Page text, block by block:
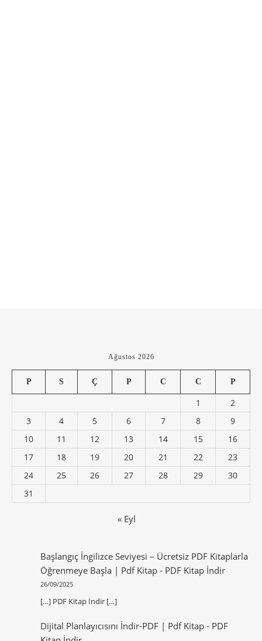
Ağustos 2026
P S Ç P C C P
1
2
3
4 5 6 7 8
9
10
11 12 13 14 15
16
17
18 19 20 21 22
23
24
25 26 27 28 29
30
31
« Eyl
Başlangıç İngilizce Seviyesi – Ücretsiz PDF Kitaplarla
Öğrenmeye Başla | Pdf Kitap- PDF Kitap İndir
26/09/2025
[…] PDF Kitap İndir […]
Dijital Planlayıcısını İndir-PDF | Pdf Kitap- PDF